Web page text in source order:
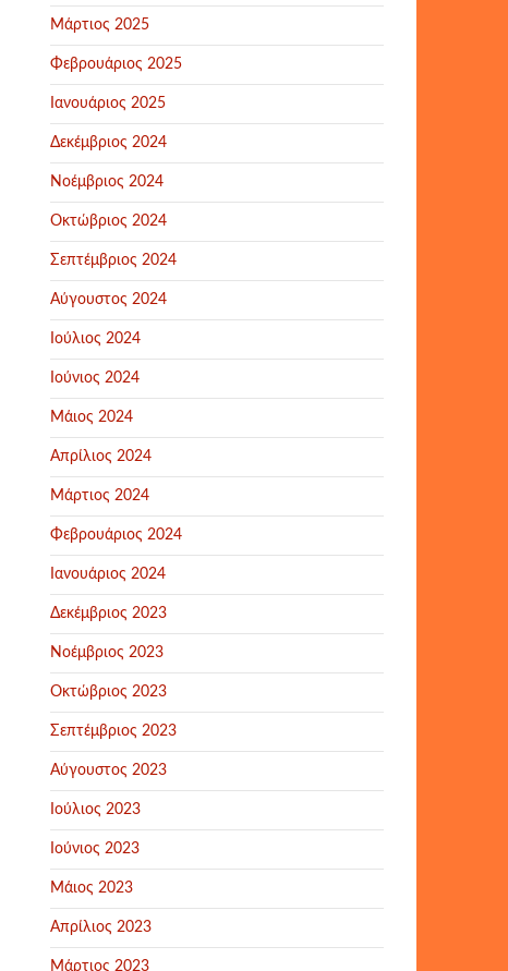
Μάρτιος 2025
Φεβρουάριος 2025
Ιανουάριος 2025
Δεκέμβριος 2024
Νοέμβριος 2024
Οκτώβριος 2024
Σεπτέμβριος 2024
Αύγουστος 2024
Ιούλιος 2024
Ιούνιος 2024
Μάιος 2024
Απρίλιος 2024
Μάρτιος 2024
Φεβρουάριος 2024
Ιανουάριος 2024
Δεκέμβριος 2023
Νοέμβριος 2023
Οκτώβριος 2023
Σεπτέμβριος 2023
Αύγουστος 2023
Ιούλιος 2023
Ιούνιος 2023
Μάιος 2023
Απρίλιος 2023
Μάρτιος 2023